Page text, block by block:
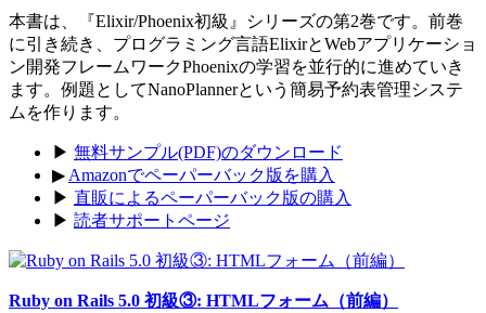
本書は、『Elixir/Phoenix初級』シリーズの第2巻です。前巻
に引き続き、プログラミング言語ElixirとWebアプリケーショ
ン開発フレームワークPhoenixの学習を並行的に進めていき
ます。例題としてNanoPlannerという簡易予約表管理システ
ムを作ります。
▶ 無料サンプル(PDF)のダウンロード
▶ Amazonでペーパーバック版を購入
▶ 直販によるペーパーバック版の購入
▶ 読者サポートページ
Ruby on Rails 5.0 初級③: HTMLフォーム（前編）